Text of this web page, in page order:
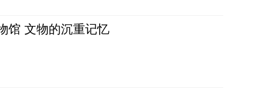
馆 文物的沉重记忆